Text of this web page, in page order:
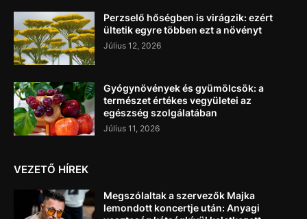
Perzselő hőségben is virágzik: ezért
ültetik egyre többen ezt a növényt
Július 12, 2026
Gyógynövények és gyümölcsök: a
természet értékes vegyületei az
egészség szolgálatában
Július 11, 2026
VEZETŐ HÍREK
Megszólaltak a szervezők Majka
lemondott koncertje után: Anyagi